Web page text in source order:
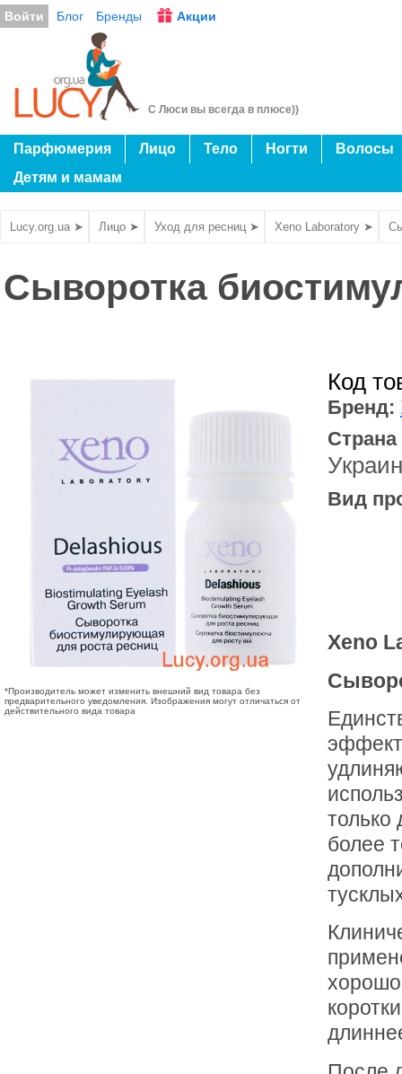
Войти Блог Бренды Акции
С Люси вы всегда в плюсе))
Парфюмерия Лицо Тело Ногти
Волосы
Детям и мамам
Lucy.org.ua ➤ Лицо ➤ Уход для ресниц ➤ Xeno Laboratory ➤
Сыворотка
*Производитель может изменить внешний вид товара без
предварительного уведомления. Изображения могут отличаться от
действительного вида товара
Код
Бренд:
Вид
Xeno
только
более
хорошо